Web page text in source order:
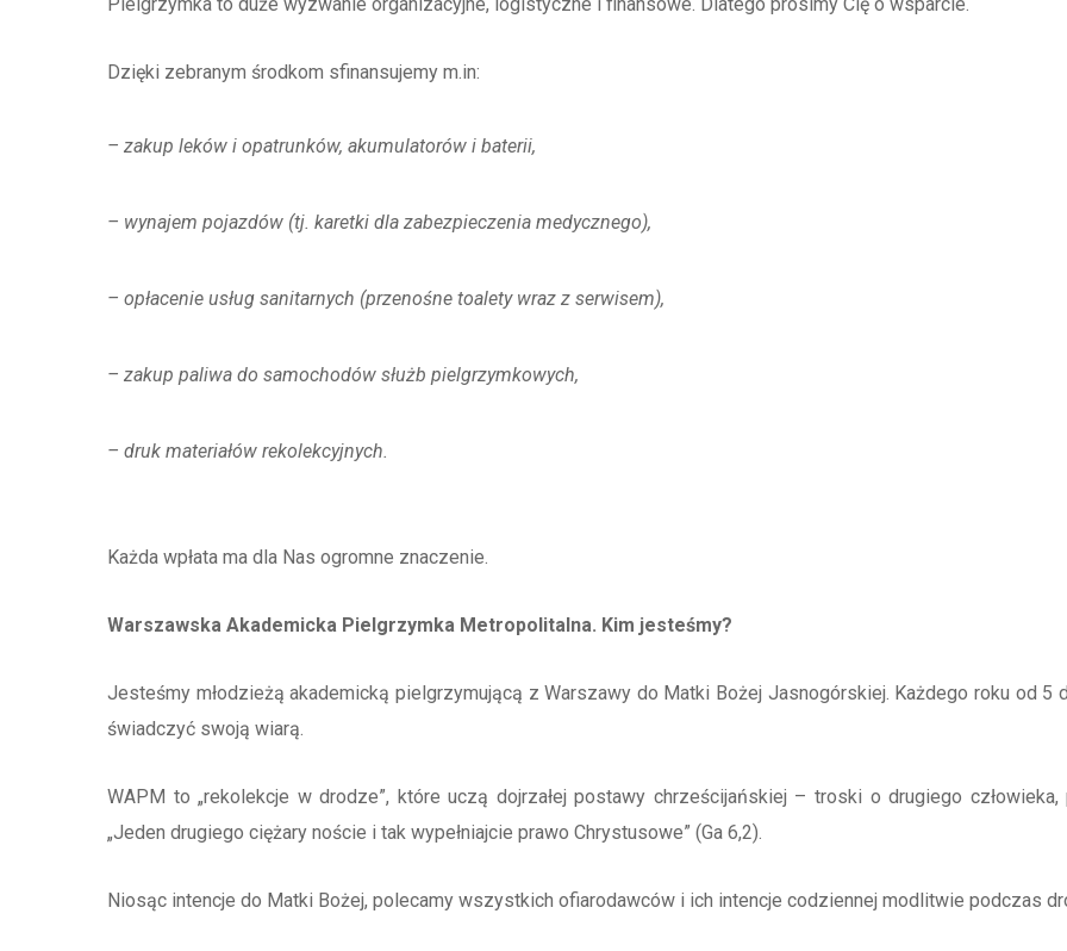
Dzięki zebranym środkom sfinansujemy m.in:
– zakup leków i opatrunków, akumulatorów i baterii,
– wynajem pojazdów (tj. karetki dla zabezpieczenia medycznego),
– opłacenie usług sanitarnych (przenośne toalety wraz z serwisem),
– zakup paliwa do samochodów służb pielgrzymkowych,
– druk materiałów rekolekcyjnych.
Każda wpłata ma dla Nas ogromne znaczenie.
Warszawska Akademicka Pielgrzymka Metropolitalna. Kim jesteśmy?
Jesteśmy młodzieżą akademicką pielgrzymującą z Warszawy do Matki Bożej Jasnogórskiej. Każdego roku od 5
świadczyć swoją wiarą.
WAPM to „rekolekcje w drodze”, które uczą dojrzałej postawy chrześcijańskiej – troski o drugiego
„Jeden drugiego ciężary noście i tak wypełniajcie prawo Chrystusowe” (Ga 6,2).
Niosąc intencje do Matki Bożej, polecamy wszystkich ofiarodawców i ich intencje codziennej modlitwie podczas